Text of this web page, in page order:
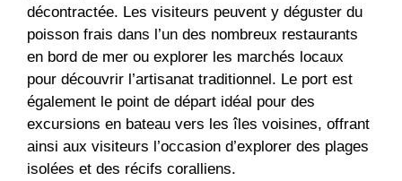
décontractée. Les visiteurs peuvent y déguster du
poisson frais dans l’un des nombreux restaurants
en bord de mer ou explorer les marchés locaux
pour découvrir l’artisanat traditionnel. Le port est
également le point de départ idéal pour des
excursions en bateau vers les îles voisines, offrant
ainsi aux visiteurs l’occasion d’explorer des plages
isolées et des récifs coralliens.